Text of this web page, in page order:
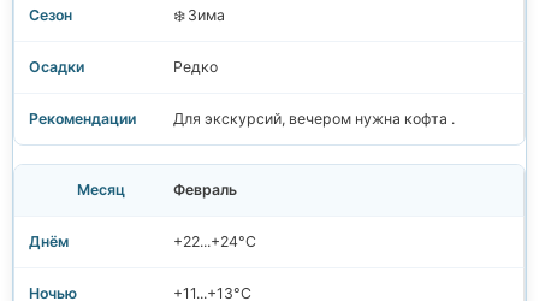
❄️ Зима
Редко
Для экскурсий, вечером нужна кофта .
Февраль
+22...+24°C
+11...+13°C